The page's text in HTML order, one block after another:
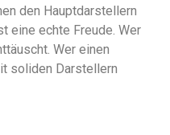
den Hauptdarstellern
eine echte Freude. Wer
Wer einen
soliden Darstellern